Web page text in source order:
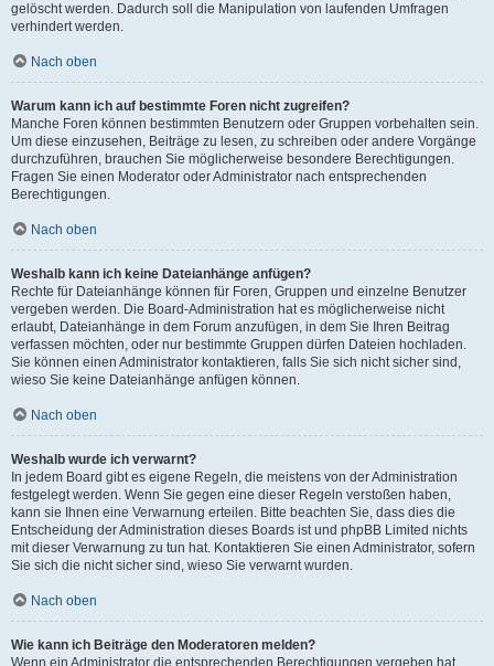
gelöscht werden. Dadurch soll die Manipulation von laufenden Umfragen
verhindert werden.
Nach oben
Warum kann ich auf bestimmte Foren nicht zugreifen?
Manche Foren können bestimmten Benutzern oder Gruppen vorbehalten sein.
Um diese einzusehen, Beiträge zu lesen, zu schreiben oder andere Vorgänge
durchzuführen, brauchen Sie möglicherweise besondere Berechtigungen.
Fragen Sie einen Moderator oder Administrator nach entsprechenden
Berechtigungen.
Nach oben
Weshalb kann ich keine Dateianhänge anfügen?
Rechte für Dateianhänge können für Foren, Gruppen und einzelne Benutzer
vergeben werden. Die Board-Administration hat es möglicherweise nicht
erlaubt, Dateianhänge in dem Forum anzufügen, in dem Sie Ihren Beitrag
verfassen möchten, oder nur bestimmte Gruppen dürfen Dateien hochladen.
Sie können einen Administrator kontaktieren, falls Sie sich nicht sicher sind,
wieso Sie keine Dateianhänge anfügen können.
Nach oben
Weshalb wurde ich verwarnt?
In jedem Board gibt es eigene Regeln, die meistens von der Administration
festgelegt werden. Wenn Sie gegen eine dieser Regeln verstoßen haben,
kann sie Ihnen eine Verwarnung erteilen. Bitte beachten Sie, dass dies die
Entscheidung der Administration dieses Boards ist und phpBB Limited nichts
mit dieser Verwarnung zu tun hat. Kontaktieren Sie einen Administrator, sofern
Sie sich die nicht sicher sind, wieso Sie verwarnt wurden.
Nach oben
Wie kann ich Beiträge den Moderatoren melden?
Wenn ein Administrator die entsprechenden Berechtigungen vergeben hat,